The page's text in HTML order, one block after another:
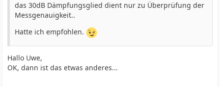
das 30dB Dämpfungsglied dient nur zu Überprüfung der
Messgenauigkeit..
Hatte ich empfohlen.
Hallo Uwe,
OK, dann ist das etwas anderes...